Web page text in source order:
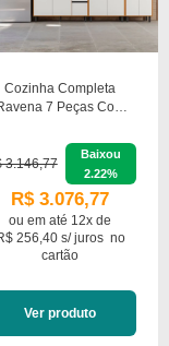
Cozinha Completa
7 Peças Com
Com Led Poliman
Móveis
3.146,77
Baixou
2.22%
R$ 3.076,77
ou em até 12x de
256,40 s/ juros no
cartão
Ver produto